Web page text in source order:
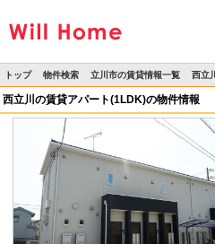
トップ
>
物件検索
>
立川市の賃貸情報一覧
>
西立
>
西立川の賃貸アパート(1LDK)の物件情報